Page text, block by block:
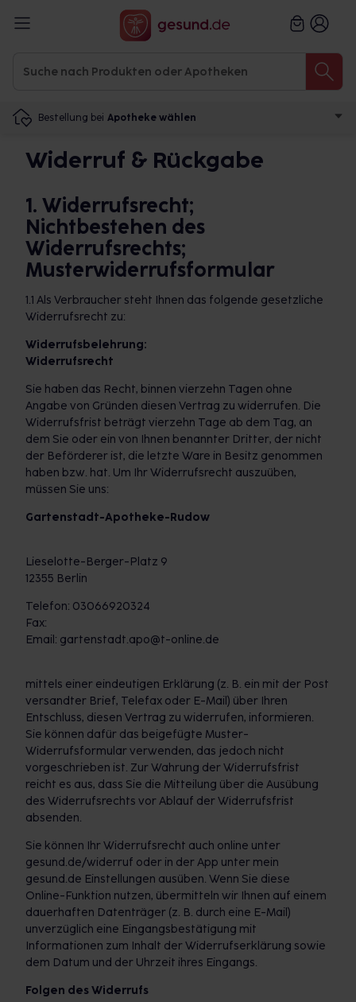
Bestellung bei Apotheke wählen
Widerruf & Rückgabe
1. Widerrufsrecht;
Nichtbestehen des
Widerrufsrechts;
Musterwiderrufsformular
1.1 Als Verbraucher steht Ihnen das folgende gesetzliche
Widerrufsrecht zu:
Widerrufsbelehrung:
Widerrufsrecht
Sie haben das Recht, binnen vierzehn Tagen ohne
Angabe von Gründen diesen Vertrag zu widerrufen. Die
Widerrufsfrist beträgt vierzehn Tage ab dem Tag, an
dem Sie oder ein von Ihnen benannter Dritter, der nicht
der Beförderer ist, die letzte Ware in Besitz genommen
haben bzw. hat. Um Ihr Widerrufsrecht auszuüben,
müssen Sie uns:
Gartenstadt-Apotheke-Rudow
Lieselotte-Berger-Platz 9
12355 Berlin
Telefon: 03066920324
Fax:
Email: gartenstadt.apo@t-online.de
mittels einer eindeutigen Erklärung (z. B. ein mit der Post
versandter Brief, Telefax oder E-Mail) über Ihren
Entschluss, diesen Vertrag zu widerrufen, informieren.
Sie können dafür das beigefügte Muster-
Widerrufsformular verwenden, das jedoch nicht
vorgeschrieben ist. Zur Wahrung der Widerrufsfrist
reicht es aus, dass Sie die Mitteilung über die Ausübung
des Widerrufsrechts vor Ablauf der Widerrufsfrist
absenden.
Sie können Ihr Widerrufsrecht auch online unter
gesund.de/widerruf oder in der App unter mein
gesund.de Einstellungen ausüben. Wenn Sie diese
Online-Funktion nutzen, übermitteln wir Ihnen auf einem
dauerhaften Datenträger (z. B. durch eine E-Mail)
unverzüglich eine Eingangsbestätigung mit
Informationen zum Inhalt der Widerrufserklärung sowie
dem Datum und der Uhrzeit ihres Eingangs.
Folgen des Widerrufs